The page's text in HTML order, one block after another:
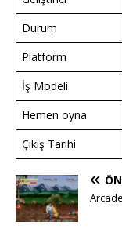
Durum
Platform
İş Modeli
Hemen oyna
Çıkış Tarihi